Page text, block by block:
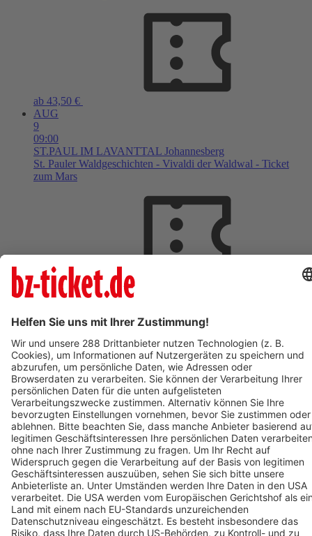
ab 43,50 €
AUG
9
09:00
ST.PAUL IM LAVANTTAL Johannesberg
St. Pauler Waldgeschichten - Vivaldi der Waldwal - Ticket
zum Mars
ab 18,00 €
AUG
So, 09:00
St. Pauler Waldgeschichten - Vivaldi der Waldwal - Ticket
zum Mars
ab 18,00 €
AUG
9
09:00
OBERHAUSEN OBEX | Oberhausen
POLAR EXPERIENCE - Die immersive Ausstellung